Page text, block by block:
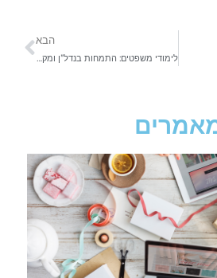
הבא
לימודי משפטים: התמחות בנדל"ן ומקרקעין